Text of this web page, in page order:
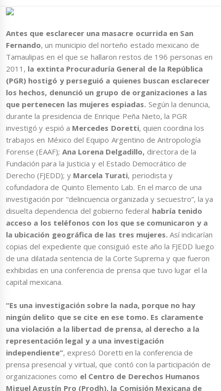
Antes que esclarecer una masacre ocurrida en San
Fernando, un municipio del norteño estado mexicano de
Tamaulipas en el que se hallaron restos de 196 personas en
2011, la extinta Procuraduría General de la República
(PGR) hostigó y perseguió a quienes buscan esclarecer
los hechos, denunció un grupo de organizaciones a las
que pertenecen las mujeres espiadas. Según la denuncia,
durante la presidencia de Enrique Peña Nieto, la PGR
investigó y espió a Mercedes Doretti, quien coordina los
trabajos en México del Equipo Argentino de Antropología
Forense (EAAF); Ana Lorena Delgadillo, directora de la
Fundación para la Justicia y el Estado Democrático de
Derecho (FJEDD); y Marcela Turati, periodista y
cofundadora de Quinto Elemento Lab. En el marco de una
investigación por “delincuencia organizada y secuestro”, la ya
disuelta dependencia del gobierno federal habría tenido
acceso a los teléfonos con los que se comunicaron y a
la ubicación geográfica de las tres mujeres. Así indicarían
copias del expediente que consiguió este año la FJEDD luego
de una dilatada sentencia de la Corte Suprema y que fueron
exhibidas en una conferencia de prensa que tuvo lugar el la
capital mexicana.
“Es una investigación sobre la nada, porque no hay
ningún delito que se cite en ese tomo. Es claramente
una violación a la libertad de prensa, al derecho a la
representación legal y a una investigación
independiente”, expresó Doretti en la conferencia de
prensa presencial y virtual, que contó con la participación de
organizaciones como el Centro de Derechos Humanos
Miguel Agustín Pro (Prodh), la Comisión Mexicana de